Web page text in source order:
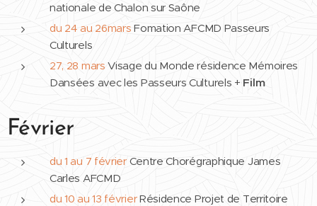
nationale de Chalon sur Saône
du 24 au 26mars Fomation AFCMD Passeurs
Culturels
27, 28 marsVisage du Monde résidence Mémoires
Dansées avec les Passeurs Culturels + Film
Février
du 1 au 7 février Centre Chorégraphique James
Carles AFCMD
du 10 au 13 févrierRésidence Projet de Territoire